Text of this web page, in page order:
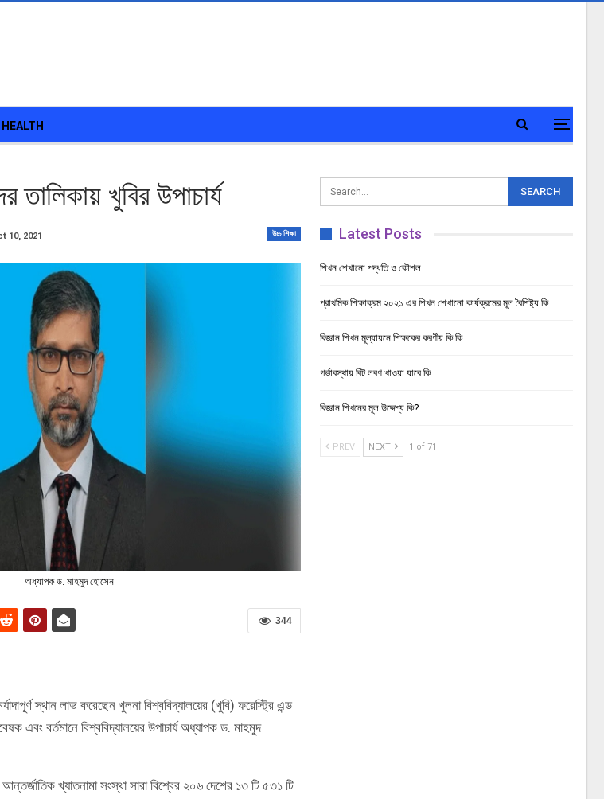
HEALTH
তালিকায় খুবির উপাচার্য
উচ্চ শিক্ষা
10, 2021
অধ্যাপক ড. মাহমুদ হোসেন
344
স্থান লাভ করেছেন খুলনা বিশ্ববিদ্যালয়ের (খুবি) ফরেস্ট্রি এন্ড
এবং বর্তমানে বিশ্ববিদ্যালয়ের উপাচার্য অধ্যাপক ড. মাহমুদ
খ্যাতনামা সংস্থা সারা বিশ্বের ২০৬ দেশের ১৩ টি ৫৩১ টি
Latest Posts
শিখন শেখানো পদ্ধতি ও কৌশল
প্রাথমিক শিক্ষাক্রম ২০২১ এর শিখন শেখানো কার্যক্রমের মূল বৈশিষ্ট্য কি
বিজ্ঞান শিখন মূল্যায়নে শিক্ষকের করণীয় কি কি
গর্ভাবস্থায় বিট লবণ খাওয়া যাবে কি
বিজ্ঞান শিখনের মূল উদ্দেশ্য কি?
PREV NEXT 1 of 71